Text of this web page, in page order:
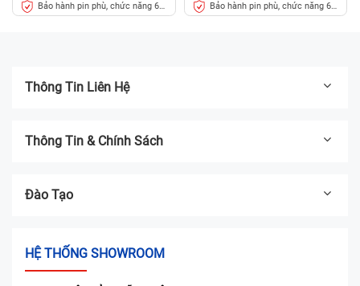
Bảo hành pin phù, chức năng 6
tháng
Bảo hành pin phù, chức năng 6
tháng
Thông Tin Liên Hệ
Thông Tin & Chính Sách
Đào Tạo
HỆ THỐNG SHOWROOM